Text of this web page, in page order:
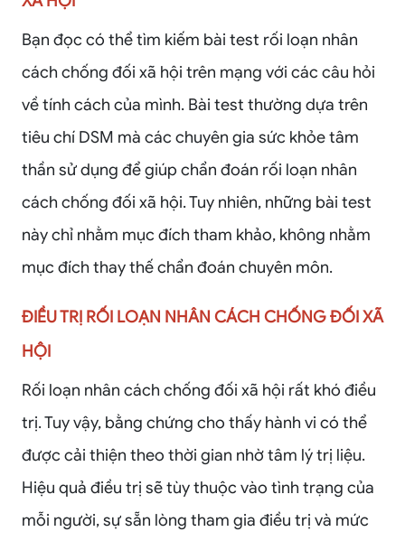
Bạn đọc có thể tìm kiếm bài test rối loạn nhân
cách chống đối xã hội trên mạng với các câu hỏi
về tính cách của mình. Bài test thường dựa trên
tiêu chí DSM mà các chuyên gia sức khỏe tâm
thần sử dụng để giúp chẩn đoán rối loạn nhân
cách chống đối xã hội. Tuy nhiên, những bài test
này chỉ nhằm mục đích tham khảo, không nhằm
mục đích thay thế chẩn đoán chuyên môn.
ĐIỀU TRỊ RỐI LOẠN NHÂN CÁCH CHỐNG ĐỐI XÃ
HỘI
Rối loạn nhân cách chống đối xã hội rất khó điều
trị. Tuy vậy, bằng chứng cho thấy hành vi có thể
được cải thiện theo thời gian nhờ tâm lý trị liệu.
Hiệu quả điều trị sẽ tùy thuộc vào tình trạng của
mỗi người, sự sẵn lòng tham gia điều trị và mức